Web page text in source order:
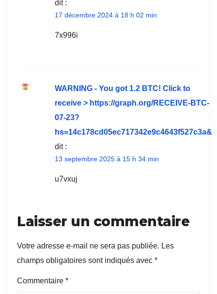
dit :
17 décembre 2024 à 18 h 02 min
7x996i
WARNING - You got 1.2 BTC! Click to
receive > https://graph.org/RECEIVE-BTC-
07-23?
hs=14c178cd05ec717342e9c4643f527c3a&
dit :
13 septembre 2025 à 15 h 34 min
u7vxuj
Laisser un commentaire
Votre adresse e-mail ne sera pas publiée. Les
champs obligatoires sont indiqués avec *
Commentaire *